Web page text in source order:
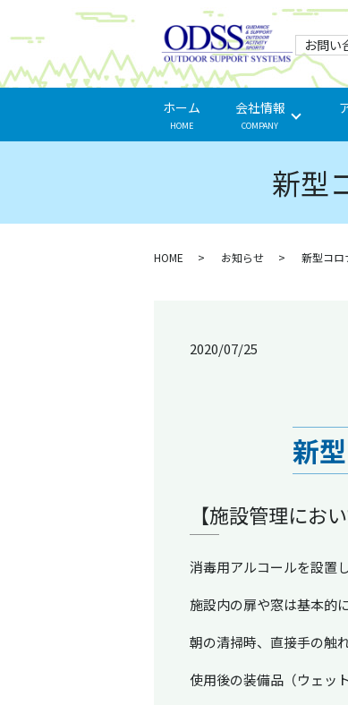
お問い
ホーム
HOME
会社情報
COMPANY
新型
HOME お知らせ 新型コロ
2020/07/25
新
【施設管理におい
消毒用アルコールを設置し
施設内の扉や窓は基本的
朝の清掃時、直接手の触
使用後の装備品（ウェッ